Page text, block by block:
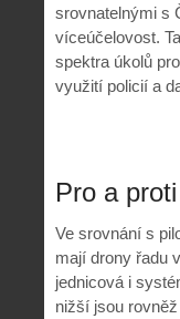
srovnatelnými s
víceúčelovost.
spektra úkolů
využití policií a
Pro a proti
Ve srovnání s
mají drony řadu
jednicová i
nižší jsou